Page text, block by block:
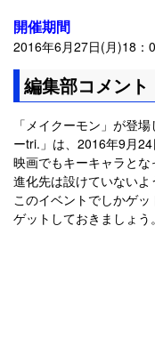
開催期間
2016年6月27日(月)18：
編集部コメント
「メイクーモン」が登
ーtri.」は、2016年9月24
映画でもキーキャラと
進化先は設けていないよ
このイベントでしかゲ
ゲットしておきましょう。